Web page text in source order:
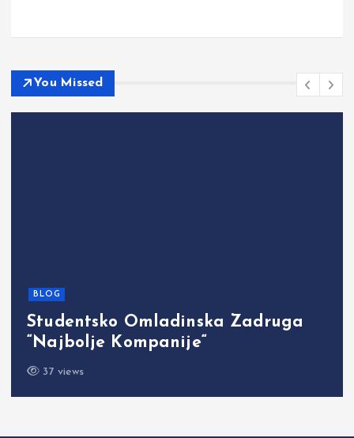
You Missed
BLOG
Studentsko Omladinska Zadruga
“Najbolje Kompanije“
37 views